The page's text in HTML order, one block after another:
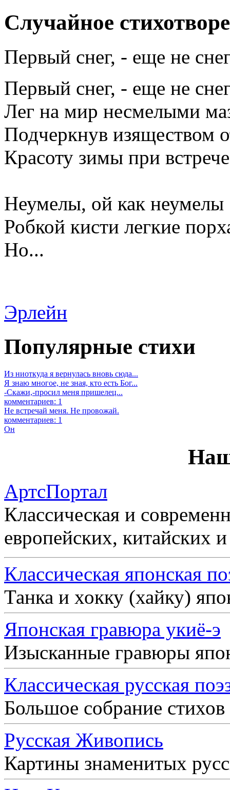
Случайное
Первый снег, - еще не
Первый снег, - еще не
Лег на мир несмелыми
Подчеркнув изяществом
Красоту зимы при
Неумелы, ой как неумелы
Робкой кисти легкие
Но...
Эрлейн
Популярные стихи
Из ниоткуда я вернулась вновь сюда...
Я знаю многое, не зная, кто есть Бог...
-Скажи,-просил меня пришелец...
комментариев: 1
Не встречай меня. Не провожай.
комментариев: 1
Он
АртсПортал
Классическая и
европейских, китайских
Классическая японская
Танка и хокку (хайку)
Японская гравюра укиё-э
Изысканные гравюры
Классическая русская
Большое собрание
Русская Живопись
Картины знаменитых